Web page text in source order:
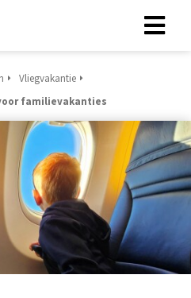
Vliegvakantie
familievakanties